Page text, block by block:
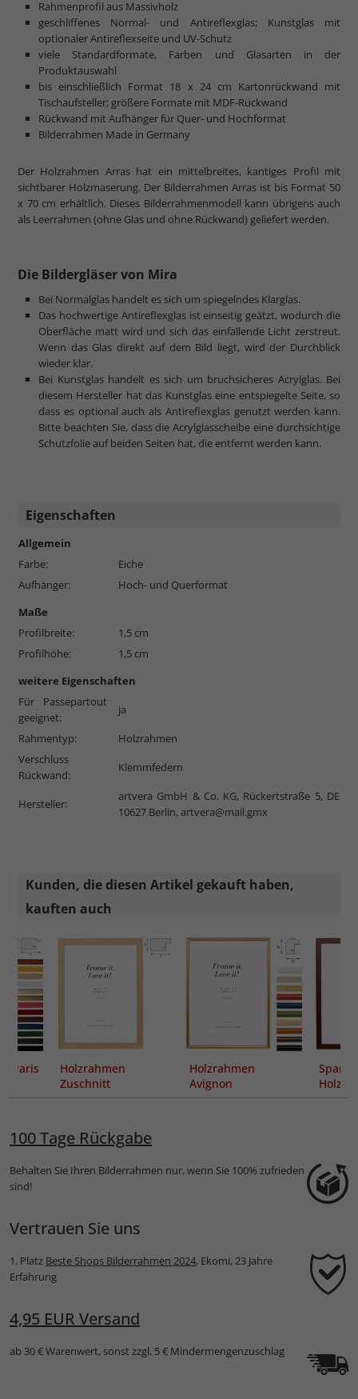
Rahmenprofil aus Massivholz
geschliffenes Normal- und Antireflexglas; Kunstglas mit
optionaler Antireflexseite und UV-Schutz
viele Standardformate, Farben und Glasarten in der
Produktauswahl
bis einschließlich Format 18 x 24 cm Kartonrückwand mit
Tischaufsteller; größere Formate mit MDF-Rückwand
Rückwand mit Aufhänger für Quer- und Hochformat
Bilderrahmen Made in Germany
Der Holzrahmen Arras hat ein mittelbreites, kantiges Profil mit
sichtbarer Holzmaserung. Der Bilderrahmen Arras ist bis Format 50
x 70 cm erhältlich. Dieses Bilderrahmenmodell kann übrigens auch
als Leerrahmen (ohne Glas und ohne Rückwand) geliefert werden.
Die Bildergläser von Mira
Bei Normalglas handelt es sich um spiegelndes Klarglas.
Das hochwertige Antireflexglas ist einseitig geätzt, wodurch die
Oberfläche matt wird und sich das einfallende Licht zerstreut.
Wenn das Glas direkt auf dem Bild liegt, wird der Durchblick
wieder klar.
Bei Kunstglas handelt es sich um bruchsicheres Acrylglas. Bei
diesem Hersteller hat das Kunstglas eine entspiegelte Seite, so
dass es optional auch als Antireflexglas genutzt werden kann.
Bitte beachten Sie, dass die Acrylglasscheibe eine durchsichtige
Schutzfolie auf beiden Seiten hat, die entfernt werden kann.
Eigenschaften
Allgemein
Farbe:
Eiche
Aufhänger:
Hoch- und Querformat
Maße
Profilbreite:
1,5 cm
Profilhöhe:
1,5 cm
weitere Eigenschaften
Für Passepartout
geeignet:
ja
Rahmentyp:
Holzrahmen
Verschluss
Rückwand:
Klemmfedern
Hersteller:
artvera GmbH & Co. KG, Rückertstraße 5, DE
10627 Berlin,artvera@mail.gmx
Kunden, die diesen Artikel gekauft haben,
kauften auch
Paris
Holzrahmen
Zuschnitt
Holzrahmen
Avignon
Spar-
Holz
100 Tage Rückgabe
Behalten Sie Ihren Bilderrahmen nur, wenn Sie 100% zufrieden
sind!
Vertrauen Sie uns
1. Platz Beste Shops Bilderrahmen 2024, Ekomi, 23 Jahre
Erfahrung
4,95 EUR Versand
ab 30 € Warenwert, sonst zzgl. 5 € Mindermengenzuschlag